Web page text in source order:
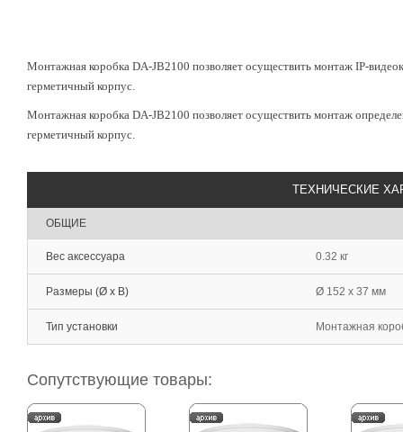
Монтажная коробка DA-JB2100 позволяет осуществить монтаж IP-
герметичный корпус.
Монтажная коробка DA-JB2100 позволяет осуществить монтаж
герметичный корпус.
ТЕХНИЧЕСКИЕ
ОБЩИЕ
Вес аксессуара 0.32 кг
Размеры (Ø x В) Ø 152 x 37 мм
Тип установки Монтажная
Сопутствующие товары: